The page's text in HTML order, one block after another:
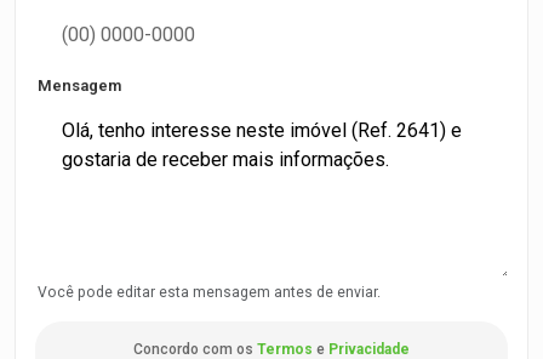
Mensagem
Você pode editar esta mensagem antes de enviar.
Concordo com os Termos e Privacidade